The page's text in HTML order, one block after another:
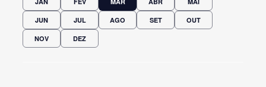
JUN JUL AGO SET OUT
NOV DEZ